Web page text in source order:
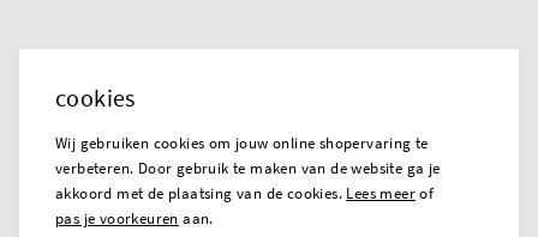
cookies
Wij gebruiken cookies om jouw online shopervaring te
verbeteren. Door gebruik te maken van de website ga je
akkoord met de plaatsing van de cookies. Lees meerof
pas je voorkeuren aan.